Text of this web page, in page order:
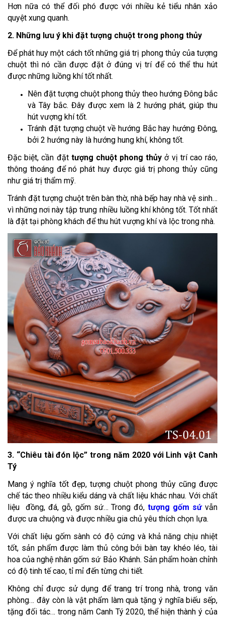
Hơn nữa có thể đối phó được với nhiều kẻ tiểu nhân xảo
quyệt xung quanh.
2. Những lưu ý khi đặt tượng chuột trong phong thủy
Để phát huy một cách tốt những giá trị phong thủy của tượng
chuột thì nó cần được đặt ở đúng vị trí để có thể thu hút
được những luồng khí tốt nhất.
Nên đặt tượng chuột phong thủy theo hướng Đông bắc
và Tây bắc. Đây được xem là 2 hướng phát, giúp thu
hút vượng khí tốt.
Tránh đặt tượng chuột về hướng Bắc hay hướng Đông,
bởi 2 hướng này là hướng hung khí, không tốt.
Đặc biệt, cần đặt tượng chuột phong thủy ở vị trí cao ráo,
thông thoáng để nó phát huy được giá trị phong thủy cũng
như giá trị thẩm mỹ.
Tránh đặt tượng chuột trên bàn thờ, nhà bếp hay nhà vệ sinh…
vì những nơi này tập trung nhiều luồng khí không tốt. Tốt nhất
là đặt tại phòng khách để thu hút vượng khí và lộc trong nhà.
3. “Chiêu tài đón lộc” trong năm 2020 với Linh vật Canh
Tý
Mang ý nghĩa tốt đẹp, tượng chuột phong thủy cũng được
chế tác theo nhiều kiểu dáng và chất liệu khác nhau. Với chất
liệu đồng, đá, gỗ, gốm sứ… Trong đó,tượng gốm sứvẫn
được ưa chuộng và được nhiều gia chủ yêu thích chọn lựa.
Với chất liệu gốm sành có độ cứng và khả năng chịu nhiệt
tốt, sản phẩm được làm thủ công bởi bàn tay khéo léo, tài
hoa của nghệ nhân gốm sứ Bảo Khánh. Sản phẩm hoàn chỉnh
có độ tinh tế cao, tỉ mỉ đến từng chi tiết.
Không chỉ được sử dụng để trang trí trong nhà, trong văn
phòng… đây còn là vật phẩm làm quà tặng ý nghĩa biếu sếp,
tặng đối tác… trong năm Canh Tý 2020, thể hiện thành ý của